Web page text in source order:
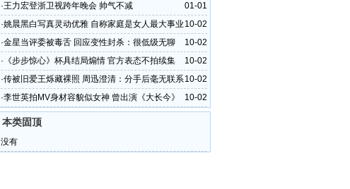
01-01
·王力宏登浙卫视跨年晚会 帅气不减
10-02
·姚晨黑白写真灵动优雅 自称家庭是女人最大事业
10-02
·金星当评委被毒舌 回应变性封杀：很低级无聊
10-02
· 《步步惊心》杯具结局煽情 官方表态不拍续集
10-02
·传被旧爱王烁藏裸照 周迅澄清：分手后毫无联系
10-02
·李世英拍MV身材容貌似女神 曾出演《大长今》
(图)
本类固顶
没有